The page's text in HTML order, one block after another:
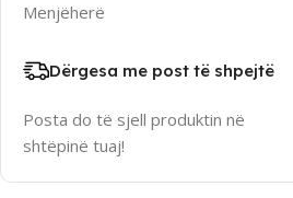
Menjëherë
Dërgesa me post të shpejtë
Posta do të sjell produktin në
shtëpinë tuaj!